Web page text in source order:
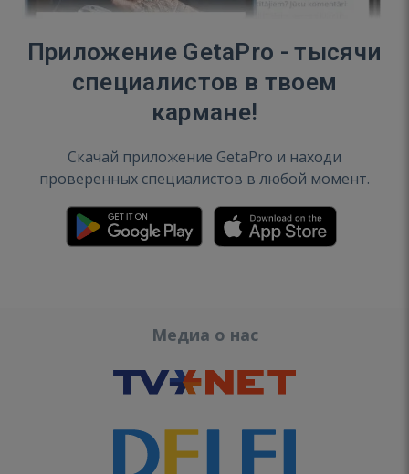
Приложение GetaPro - тысячи
специалистов в твоем
кармане!
Скачай приложение GetaPro и находи
проверенных специалистов в любой момент.
Медиа о нас